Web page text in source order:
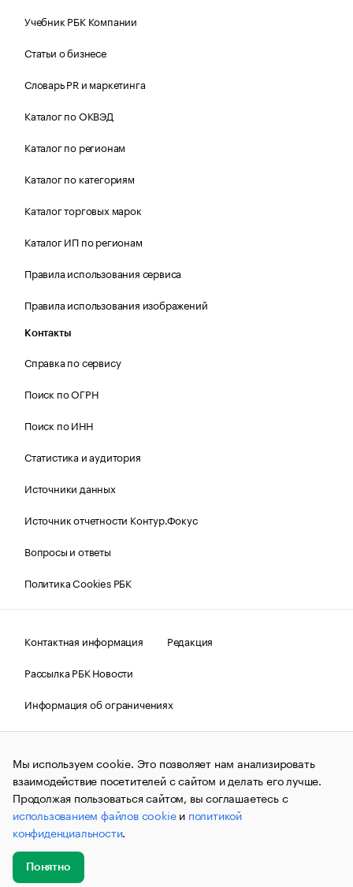
Учебник РБК Компании
Статьи о бизнесе
Словарь PR и маркетинга
Каталог по ОКВЭД
Каталог по регионам
Каталог по категориям
Каталог торговых марок
Каталог ИП по регионам
Правила использования сервиса
Правила использования изображений
Контакты
Справка по сервису
Поиск по ОГРН
Поиск по ИНН
Статистика и аудитория
Источники данных
Источник отчетности Контур.Фокус
Вопросы и ответы
Политика Cookies РБК
Контактная информация
Редакция
Рассылка РБК Новости
Информация об ограничениях
Правовая информация
О соблюдении авторских прав
© АО «РОСБИЗНЕСКОНСАЛТИНГ»,1995–2026.Сообщения
и материалы информационного агентства «РБК»
(зарегистрировано Федеральной службой по надзору в сфере
связи, информационных технологий и массовых
коммуникаций (Роскомнадзор) 09.12.2015 за номером ИА
№ФС77-63848) сопровождаются пометкой «РБК». Отдельные
публикации могут содержать информацию,
не предназначенную для пользователей
до 18 лет.
Мы используем cookie. Это позволяет нам анализировать
взаимодействие посетителей с сайтом и делать его лучше.
Продолжая пользоваться сайтом, вы соглашаетесь с
использованием файлов cookieи политикой
конфиденциальности.
Понятно